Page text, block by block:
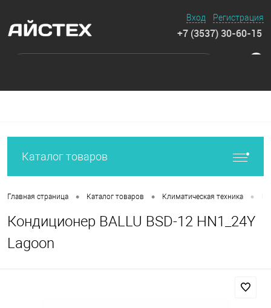
Вход Регистрация
+7 (3537) 30-60-15
Каталог товаров
Главная страница • Каталог товаров • Климатическая техника •
Кондиционер BALLU BSD-12 HN1_24Y
Lagoon